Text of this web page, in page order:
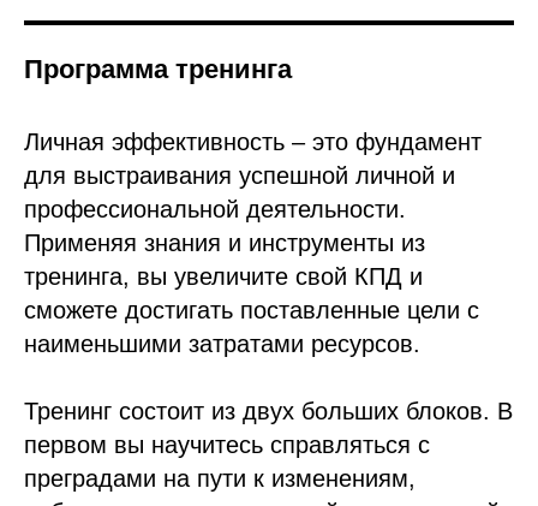
Программа тренинга
Личная эффективность – это фундамент
для выстраивания успешной личной и
профессиональной деятельности.
Применяя знания и инструменты из
тренинга, вы увеличите свой КПД и
сможете достигать поставленные цели с
наименьшими затратами ресурсов.
Тренинг состоит из двух больших блоков. В
первом вы научитесь справляться с
преградами на пути к изменениям,